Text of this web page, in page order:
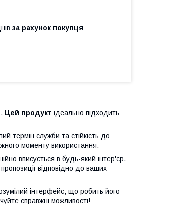
за рахунок покупця
. Цей продукт ідеально підходить
термін служби та стійкість до
моменту використання.
вписується в будь-який інтер'єр.
відповідно до ваших
інтерфейс, що робить його
справжні можливості!